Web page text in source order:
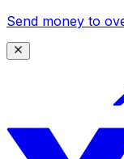
Send money to